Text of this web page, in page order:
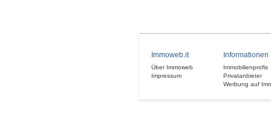
Immoweb.it
Über Immoweb
Impressum
Informationen
Immobilienprofis
Privatanbieter
Werbung auf